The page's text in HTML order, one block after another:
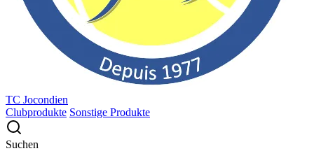
TC Jocondien
Clubprodukte Sonstige Produkte
Suchen